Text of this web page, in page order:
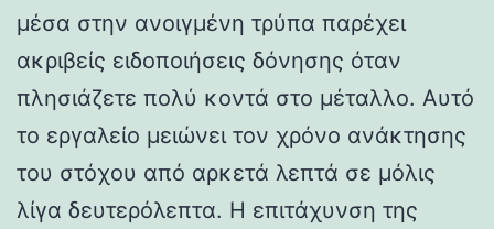
μέσα στην ανοιγμένη τρύπα παρέχει
ακριβείς ειδοποιήσεις δόνησης όταν
πλησιάζετε πολύ κοντά στο μέταλλο. Αυτό
το εργαλείο μειώνει τον χρόνο ανάκτησης
του στόχου από αρκετά λεπτά σε μόλις
λίγα δευτερόλεπτα. Η επιτάχυνση της